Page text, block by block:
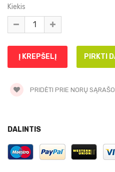
Kiekis
PRIDĖTI PRIE NORŲ SĄRAŠO
DALINTIS